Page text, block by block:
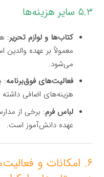
۵.۳ سایر هزینه‌ها
کتاب‌ها و لوازم تحریر:
می‌شود.
فعالیت‌های فوق‌برنامه:
هزینه‌های اضافی داشته
لباس فرم: برخی از
عهده دانش‌آموز است.
۶. امکانات و